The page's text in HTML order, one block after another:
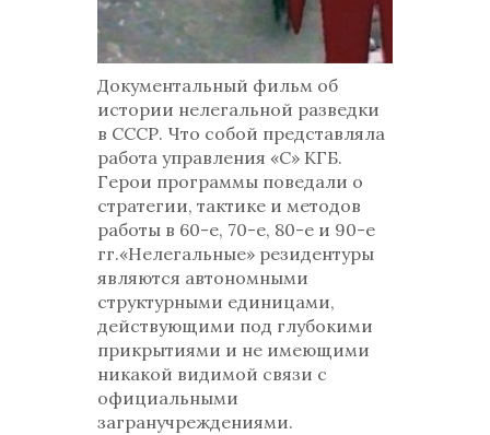
Документальный фильм об
истории нелегальной разведки
в СССР. Что собой представляла
работа управления «С» КГБ.
Герои программы поведали о
стратегии, тактике и методов
работы в 60-е, 70-е, 80-е и 90-е
гг.«Нелегальные» резидентуры
являются автономными
структурными единицами,
действующими под глубокими
прикрытиями и не имеющими
никакой видимой связи с
официальными
загранучреждениями.